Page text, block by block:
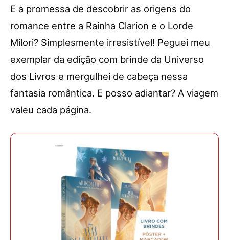
E a promessa de descobrir as origens do
romance entre a Rainha Clarion e o Lorde
Milori? Simplesmente irresistível! Peguei meu
exemplar da edição com brinde da Universo
dos Livros e mergulhei de cabeça nessa
fantasia romântica. E posso adiantar? A viagem
valeu cada página.